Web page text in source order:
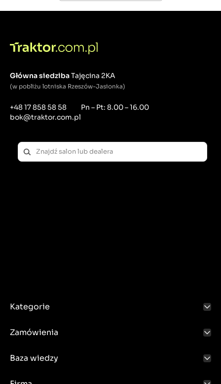
Główna siedzibaTajęcina 2KA
(w pobliżu lotniska Rzeszów-Jasionka)
+48 17 858 58 58
bok@traktor.com.pl
Pn – Pt: 8.00 – 16.00
Kategorie
Zamówienia
Baza wiedzy